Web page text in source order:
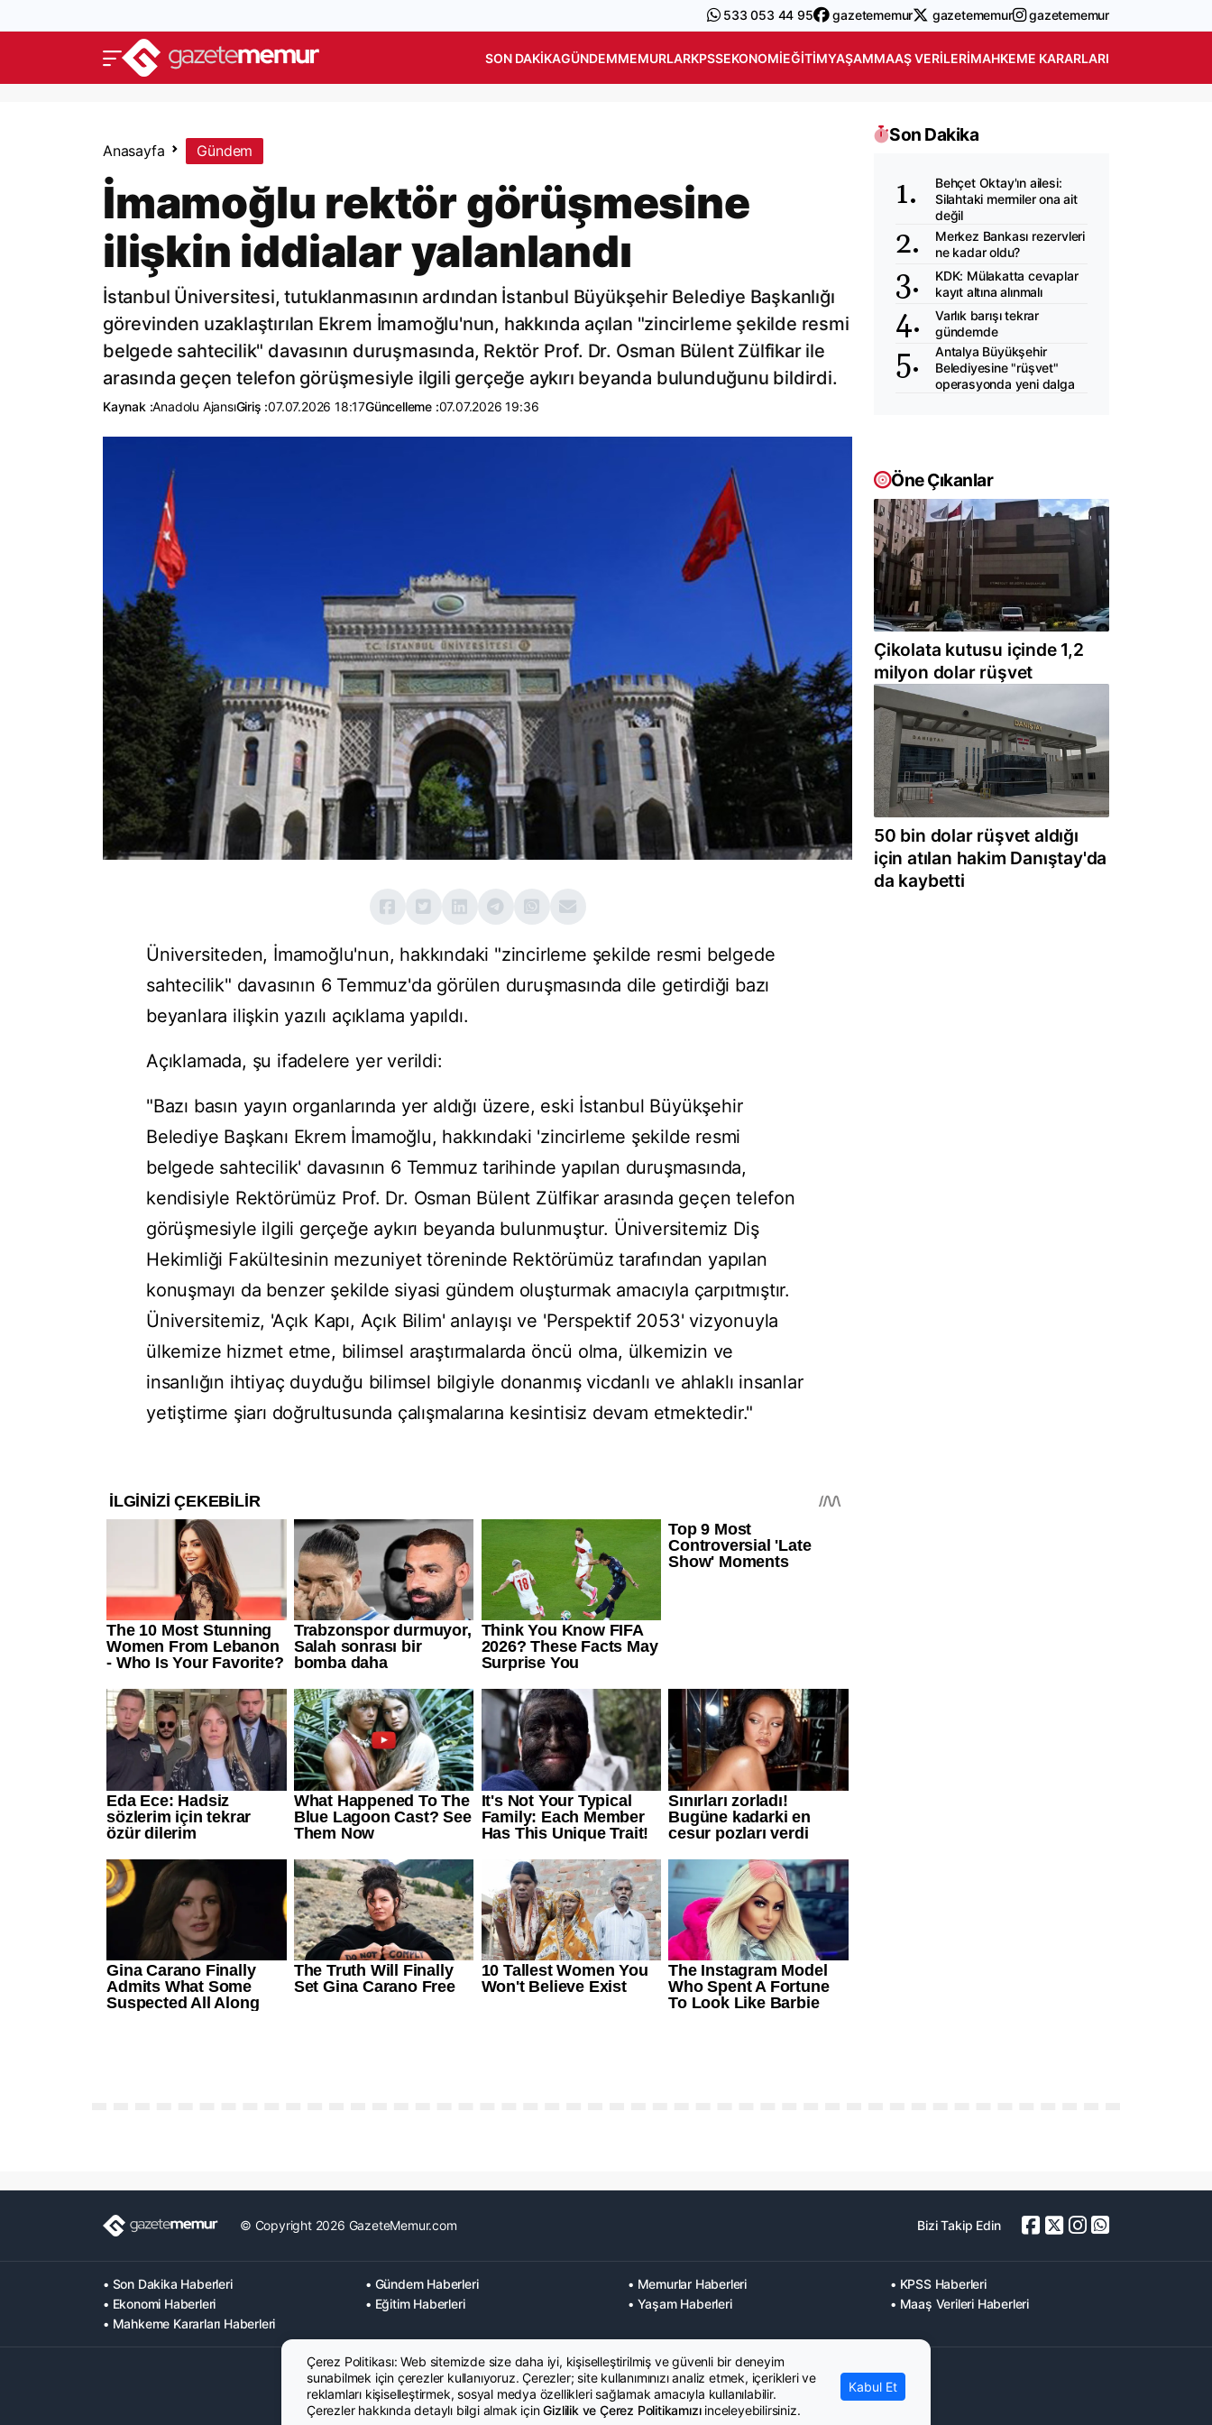
533 053 44 95 gazetememur gazetememur gazetememur
SON DAKIKAGÜNDEMMEMURLARKPSSEKONOMIEĞITIMYAŞAMMAAŞ VERILERIMAHKEME KARARLARI
Anasayfa Gündem
İmamoğlu rektör görüşmesine
ilişkin iddialar yalanlandı
İstanbul Üniversitesi, tutuklanmasının ardından İstanbul Büyükşehir Belediye Başkanlığı
görevinden uzaklaştırılan Ekrem İmamoğlu'nun, hakkında açılan "zincirleme şekilde resmi
belgede sahtecilik" davasının duruşmasında, Rektör Prof. Dr. Osman Bülent Zülfikar ile
arasında geçen telefon görüşmesiyle ilgili gerçeğe aykırı beyanda bulunduğunu bildirdi.
Kaynak :Anadolu AjansıGiriş :07.07.2026 18:17Güncelleme :07.07.2026 19:36
Üniversiteden, İmamoğlu'nun, hakkındaki "zincirleme şekilde resmi belgede
sahtecilik" davasının 6 Temmuz'da görülen duruşmasında dile getirdiği bazı
beyanlara ilişkin yazılı açıklama yapıldı.
Açıklamada, şu ifadelere yer verildi:
"Bazı basın yayın organlarında yer aldığı üzere, eski İstanbul Büyükşehir
Belediye Başkanı Ekrem İmamoğlu, hakkındaki 'zincirleme şekilde resmi
belgede sahtecilik' davasının 6 Temmuz tarihinde yapılan duruşmasında,
kendisiyle Rektörümüz Prof. Dr. Osman Bülent Zülfikar arasında geçen telefon
görüşmesiyle ilgili gerçeğe aykırı beyanda bulunmuştur. Üniversitemiz Diş
Hekimliği Fakültesinin mezuniyet töreninde Rektörümüz tarafından yapılan
konuşmayı da benzer şekilde siyasi gündem oluşturmak amacıyla çarpıtmıştır.
Üniversitemiz, 'Açık Kapı, Açık Bilim' anlayışı ve 'Perspektif 2053' vizyonuyla
ülkemize hizmet etme, bilimsel araştırmalarda öncü olma, ülkemizin ve
insanlığın ihtiyaç duyduğu bilimsel bilgiyle donanmış vicdanlı ve ahlaklı insanlar
yetiştirme şiarı doğrultusunda çalışmalarına kesintisiz devam etmektedir."
Son Dakika
Behçet Oktay'ın ailesi:
Silahtaki mermiler ona ait
değil
Merkez Bankası rezervleri
ne kadar oldu?
KDK: Mülakatta cevaplar
kayıt altına alınmalı
Varlık barışı tekrar
gündemde
Antalya Büyükşehir
Belediyesine "rüşvet"
operasyonda yeni dalga
Öne Çıkanlar
Çikolata kutusu içinde 1,2
milyon dolar rüşvet
50 bin dolar rüşvet aldığı
için atılan hakim Danıştay'da
da kaybetti
© Copyright 2026 GazeteMemur.com Bizi Takip Edin
• Son Dakika Haberleri • Gündem Haberleri • Memurlar Haberleri
• KPSS Haberleri
• Ekonomi Haberleri
• Eğitim Haberleri • Yaşam Haberleri
• Maaş Verileri Haberleri
• Mahkeme Kararları Haberleri
Çerez Politikası: Web sitemizde size daha iyi, kişiselleştirilmiş ve güvenli bir deneyim
sunabilmek için çerezler kullanıyoruz. Çerezler; site kullanımınızı analiz etmek, içerikleri ve
reklamları kişiselleştirmek, sosyal medya özellikleri sağlamak amacıyla kullanılabilir.
Çerezler hakkında detaylı bilgi almak içinGizlilik ve Çerez Politikamızıinceleyebilirsiniz.
Kabul Et